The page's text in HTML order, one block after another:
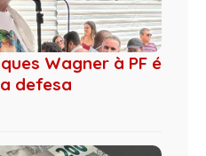
Wagner à PF é
defesa